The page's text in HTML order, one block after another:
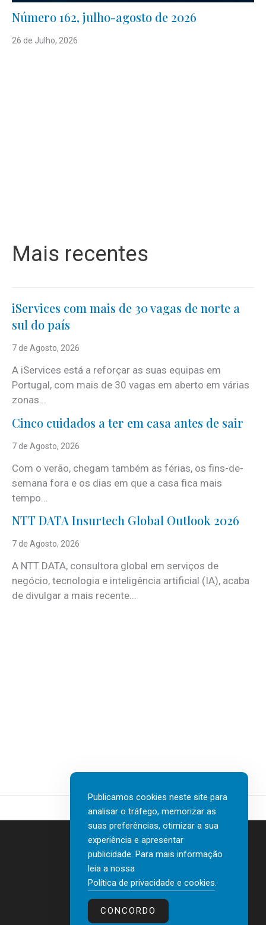
Número 162, julho-agosto de 2026
26 de Julho, 2026
Mais recentes
iServices com mais de 30 vagas de norte a
sul do país
7 de Agosto, 2026
A iServices está a reforçar as suas equipas em
Portugal, com mais de 30 vagas em aberto em várias
zonas...
Cinco cuidados a ter em casa antes de sair
7 de Agosto, 2026
Com o verão, chegam também as férias, os fins-de-
semana fora e os dias em que a casa fica mais
tempo...
NTT DATA Insurtech Global Outlook 2026
7 de Agosto, 2026
A NTT DATA, consultora global em serviços de
negócio, tecnologia e inteligência artificial (IA), acaba
de divulgar a mais recente...
Contactos
Política de privacidade e cookies
Publicamos cookies neste site para
analisar o tráfego, memorizar as
suas preferências, otimizar a sua
experiência e apresentar
publicidade. Para mais informação
leia a nossa
Política de privacidade e cookies.
CONCORDO